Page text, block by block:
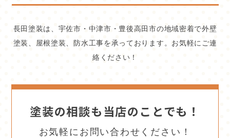
長田塗装は、宇佐市・中津市・豊後高田市の地域密着で外壁
塗装、屋根塗装、防水工事を承っております。お気軽にご連
絡ください！
塗装の相談も当店のことでも！
お気軽にお問い合わせください！